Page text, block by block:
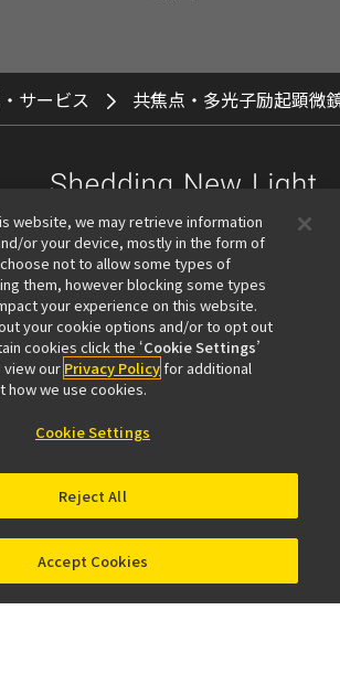
サービス 共焦点・多光子励起顕微
Facebook LinkedIn Instagram
サステナビリティ
録対物レンズセレクターPubScope
World
MicroscopyU
website, we may retrieve information
or your device, mostly in the form of
not to allow some types of
them, however blocking some types
your experience on this website.
your cookie options and/or to opt out
cookies click the ‘Cookie Settings’
view our Privacy Policyfor additional
how we use cookies.
Cookie Settings
Reject All
Accept Cookies